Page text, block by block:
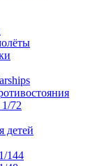
72
детей
144